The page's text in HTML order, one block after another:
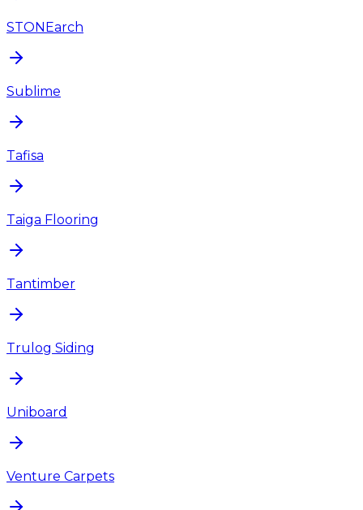
STONEarch
Sublime
Tafisa
Taiga Flooring
Tantimber
Trulog Siding
Uniboard
Venture Carpets